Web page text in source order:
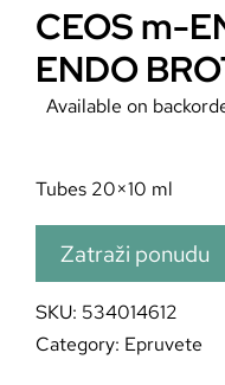
CEOS m-
ENDO
Available on
Tubes 20×10 ml
Zatraži ponudu
SKU: 534014612
Category: Epruvete